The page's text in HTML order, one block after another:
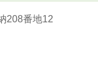
208番地12